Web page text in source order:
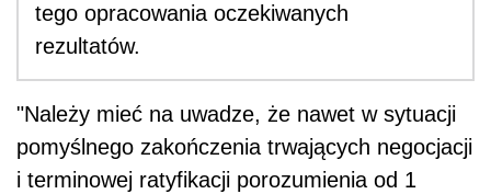
tego opracowania oczekiwanych
rezultatów.
"Należy mieć na uwadze, że nawet w sytuacji
pomyślnego zakończenia trwających negocjacji
i terminowej ratyfikacji porozumienia od 1